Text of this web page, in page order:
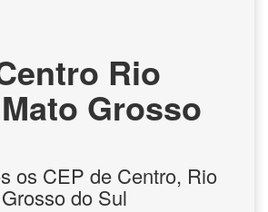
Rio
Grosso
os CEP de Centro, Rio
do Sul